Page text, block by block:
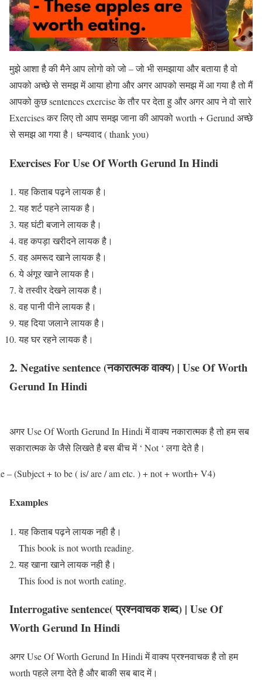
मुझे आशा है की मैने आप लोगो को जो – जो भी समझाया और बताया है वो
आपको अच्छे से समझ में आया होगा और अगर आपको समझ में आ गया है तो मैं
आपको कुछ sentences exercise के तौर पर देता हु और अगर आप ने वो सारे
Exercises कर लिए तो आप समझ जाना की आपको worth + Gerund अच्छे
से समझ आ गया है। धन्यवाद ( thank you)
Exercises For Use Of Worth Gerund In Hindi
यह किताब पढ़ने लायक है।
यह शर्ट पहने लायक है।
यह घंटी बजाने लायक है।
वह कपड़ा खरीदने लायक है।
वह अमरूद खाने लायक है।
ये अंगूर खाने लायक है।
वे तस्वीर देखने लायक है।
वह पानी पीने लायक है।
यह दिया जलाने लायक है।
यह घर रहने लायक है।
2. Negative sentence (नकारात्मक वाक्य) | Use Of Worth
Gerund In Hindi
अगर Use Of Worth Gerund In Hindi में वाक्य नकारात्मक है तो हम सब
सकारात्मक के जैसे लिखते है बस बीच में ‘ Not ‘ लगा देते है।
– (Subject + to be ( is/ are / am etc. ) + not + worth+ V4)
Examples
यह किताब पढ़ने लायक नही है।
This book is not worth reading.
यह खाना खाने लायक नही है।
This food is not worth eating.
Interrogative sentence( प्रश्नवाचक शब्द) | Use Of
Worth Gerund In Hindi
अगर Use Of Worth Gerund In Hindi में वाक्य प्रश्नवाचक है तो हम
worth पहले लगा देते है और बाकी सब बाद में।